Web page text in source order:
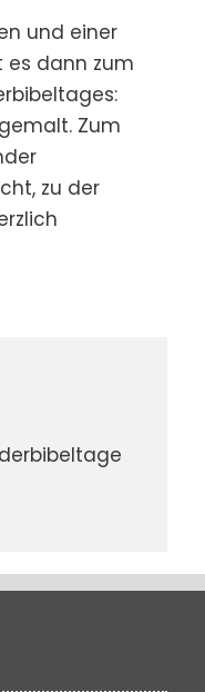
und einer
es dann zum
Zum
zu der